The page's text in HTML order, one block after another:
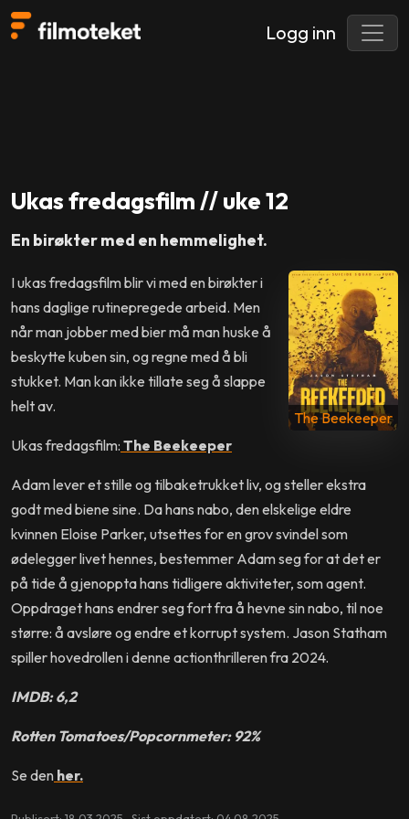
Logg inn
Ukas fredagsfilm // uke 12
En birøkter med en hemmelighet.
The Beekeeper
I ukas fredagsfilm blir vi med en birøkter i
hans daglige rutinepregede arbeid. Men
når man jobber med bier må man huske å
beskytte kuben sin, og regne med å bli
stukket. Man kan ikke tillate seg å slappe
helt av.
Ukas fredagsfilm: The Beekeeper
Adam lever et stille og tilbaketrukket liv, og steller ekstra
godt med biene sine. Da hans nabo, den elskelige eldre
kvinnen Eloise Parker, utsettes for en grov svindel som
ødelegger livet hennes, bestemmer Adam seg for at det er
på tide å gjenoppta hans tidligere aktiviteter, som agent.
Oppdraget hans endrer seg fort fra å hevne sin nabo, til noe
større: å avsløre og endre et korrupt system. Jason Statham
spiller hovedrollen i denne actionthrilleren fra 2024.
IMDB: 6,2
Rotten Tomatoes/Popcornmeter: 92%
Se den her.